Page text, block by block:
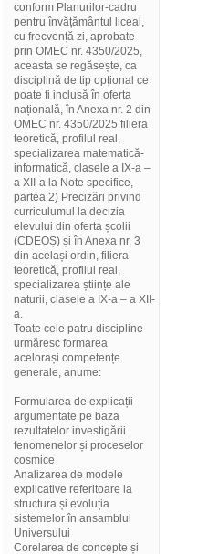
conform Planurilor-cadru
pentru învățământul liceal,
cu frecvență zi, aprobate
prin OMEC nr. 4350/2025,
aceasta se regăsește, ca
disciplină de tip opțional ce
poate fi inclusă în oferta
națională, în Anexa nr. 2 din
OMEC nr. 4350/2025 filiera
teoretică, profilul real,
specializarea matematică-
informatică, clasele a IX-a –
a XII-a la Note specifice,
partea 2) Precizări privind
curriculumul la decizia
elevului din oferta școlii
(CDEOȘ) și în Anexa nr. 3
din același ordin, filiera
teoretică, profilul real,
specializarea științe ale
naturii, clasele a IX-a – a XII-
a.
Toate cele patru discipline
urmăresc formarea
acelorași competențe
generale, anume:
Formularea de explicații
argumentate pe baza
rezultatelor investigării
fenomenelor și proceselor
cosmice
Analizarea de modele
explicative referitoare la
structura și evoluția
sistemelor în ansamblul
Universului
Corelarea de concepte și